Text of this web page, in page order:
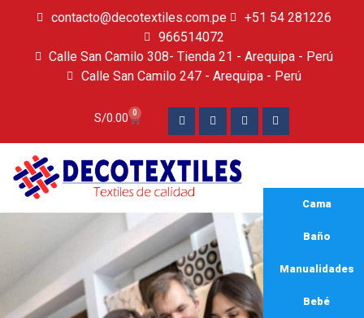
contacto@decotextiles.com.pe
+51 54 281226
966514072
Calle San Camilo 308- Tienda 21 - Arequipa - Perú
Calle San Camilo 247 - Arequipa - Perú​
S/0.00 0
Cama
Baño
Manualidades
Bebé